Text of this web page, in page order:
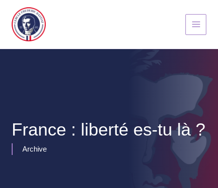
contenu
France : liberté es-tu là ?
Archive